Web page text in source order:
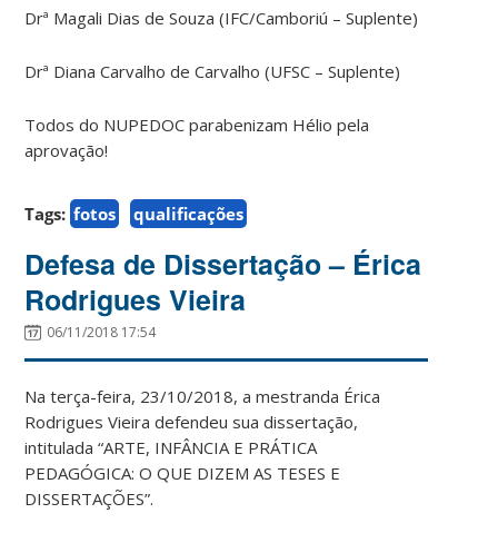
Drª Magali Dias de Souza (IFC/Camboriú – Suplente)
Drª Diana Carvalho de Carvalho (UFSC – Suplente)
Todos do NUPEDOC parabenizam Hélio pela
aprovação!
Tags: fotos qualificações
Defesa de Dissertação – Érica
Rodrigues Vieira
06/11/2018 17:54
Na terça-feira, 23/10/2018, a mestranda Érica
Rodrigues Vieira defendeu sua dissertação,
intitulada “ARTE, INFÂNCIA E PRÁTICA
PEDAGÓGICA: O QUE DIZEM AS TESES E
DISSERTAÇÕES”.